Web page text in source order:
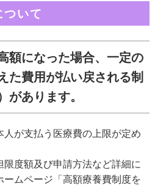
ついて
額になった場合、一定の
た費用が払い戻される制
があります。
が支払う医療費の上限が定め
度額及び申請方法など詳細に
ムページ「高額療養費制度を